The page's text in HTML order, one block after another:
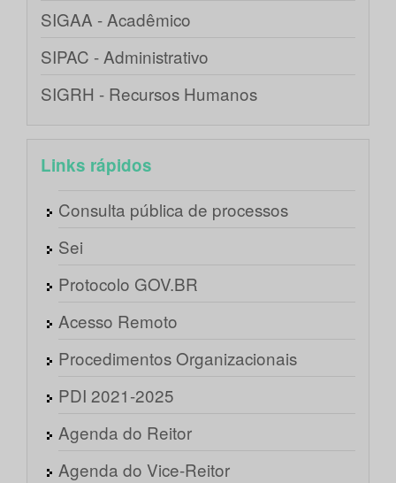
SIGAA - Acadêmico
SIPAC - Administrativo
SIGRH - Recursos Humanos
Links rápidos
Consulta pública de processos
Sei
Protocolo GOV.BR
Acesso Remoto
Procedimentos Organizacionais
PDI 2021-2025
Agenda do Reitor
Agenda do Vice-Reitor